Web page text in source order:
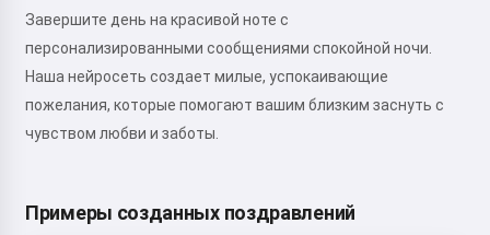
Завершите день на красивой ноте с
персонализированными сообщениями спокойной ночи.
Наша нейросеть создает милые, успокаивающие
пожелания, которые помогают вашим близким заснуть с
чувством любви и заботы.
Примеры созданных поздравлений